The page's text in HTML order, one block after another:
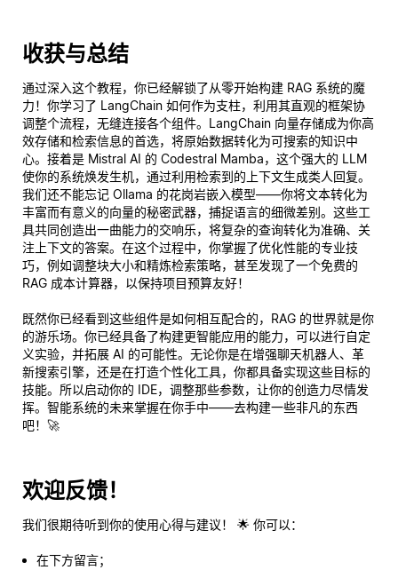
收获与总结
通过深入这个教程，你已经解锁了从零开始构建 RAG 系统的魔
力！你学习了 LangChain 如何作为支柱，利用其直观的框架协
调整个流程，无缝连接各个组件。LangChain 向量存储成为你高
效存储和检索信息的首选，将原始数据转化为可搜索的知识中
心。接着是 Mistral AI 的 Codestral Mamba，这个强大的 LLM
使你的系统焕发生机，通过利用检索到的上下文生成类人回复。
我们还不能忘记 Ollama 的花岗岩嵌入模型——你将文本转化为
丰富而有意义的向量的秘密武器，捕捉语言的细微差别。这些工
具共同创造出一曲能力的交响乐，将复杂的查询转化为准确、关
注上下文的答案。在这个过程中，你掌握了优化性能的专业技
巧，例如调整块大小和精炼检索策略，甚至发现了一个免费的
RAG 成本计算器，以保持项目预算友好！
既然你已经看到这些组件是如何相互配合的，RAG 的世界就是你
的游乐场。你已经具备了构建更智能应用的能力，可以进行自定
义实验，并拓展 AI 的可能性。无论你是在增强聊天机器人、革
新搜索引擎，还是在打造个性化工具，你都具备实现这些目标的
技能。所以启动你的 IDE，调整那些参数，让你的创造力尽情发
挥。智能系统的未来掌握在你手中——去构建一些非凡的东西
吧！🚀
欢迎反馈！
我们很期待听到你的使用心得与建议！ 🌟 你可以：
在下方留言；